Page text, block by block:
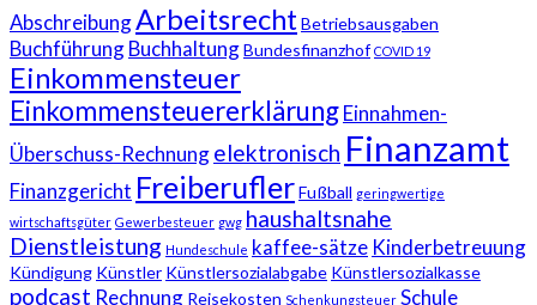
AbschreibungArbeitsrechtBetriebsausgaben
BuchführungBuchhaltungBundesfinanzhof COVID 19
Einkommensteuer
EinkommensteuererklärungEinnahmen-
Überschuss-Rechnungelektronisch Finanzamt
Finanzgericht FreiberuflerFußball geringwertige
wirtschaftsgüter Gewerbesteuer gwg haushaltsnahe
Dienstleistung Hundeschule kaffee-sätze Kinderbetreuung
Kündigung Künstler Künstlersozialabgabe Künstlersozialkasse
podcast Rechnung Reisekosten Schenkungsteuer Schule